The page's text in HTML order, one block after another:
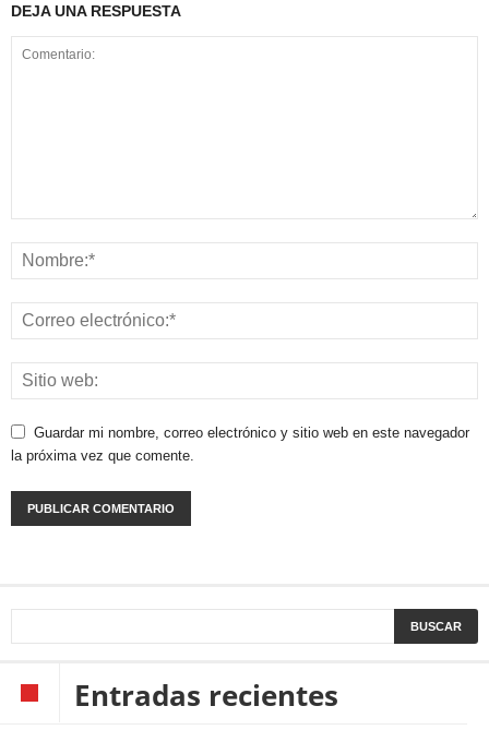
DEJA UNA RESPUESTA
Guardar mi nombre, correo electrónico y sitio web en este navegador
la próxima vez que comente.
Entradas recientes